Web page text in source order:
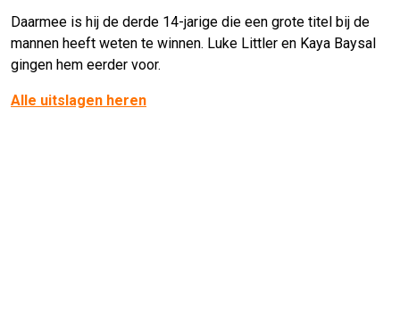
Daarmee is hij de derde 14-jarige die een grote titel bij de
mannen heeft weten te winnen. Luke Littler en Kaya Baysal
gingen hem eerder voor.
Alle uitslagen heren